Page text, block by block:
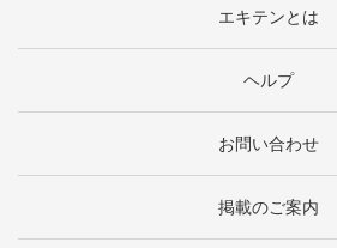
エキテンとは
ヘルプ
お問い合わせ
掲載のご案内